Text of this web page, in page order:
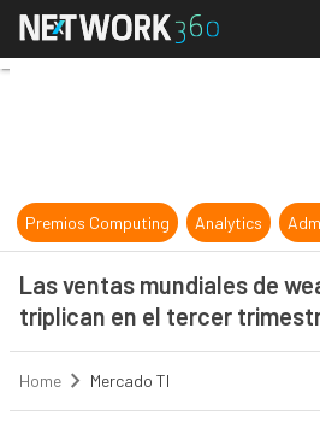
Las
Premios Computing Analytics
Las ventas mundiales de
triplican en el tercer
Home Mercado TI